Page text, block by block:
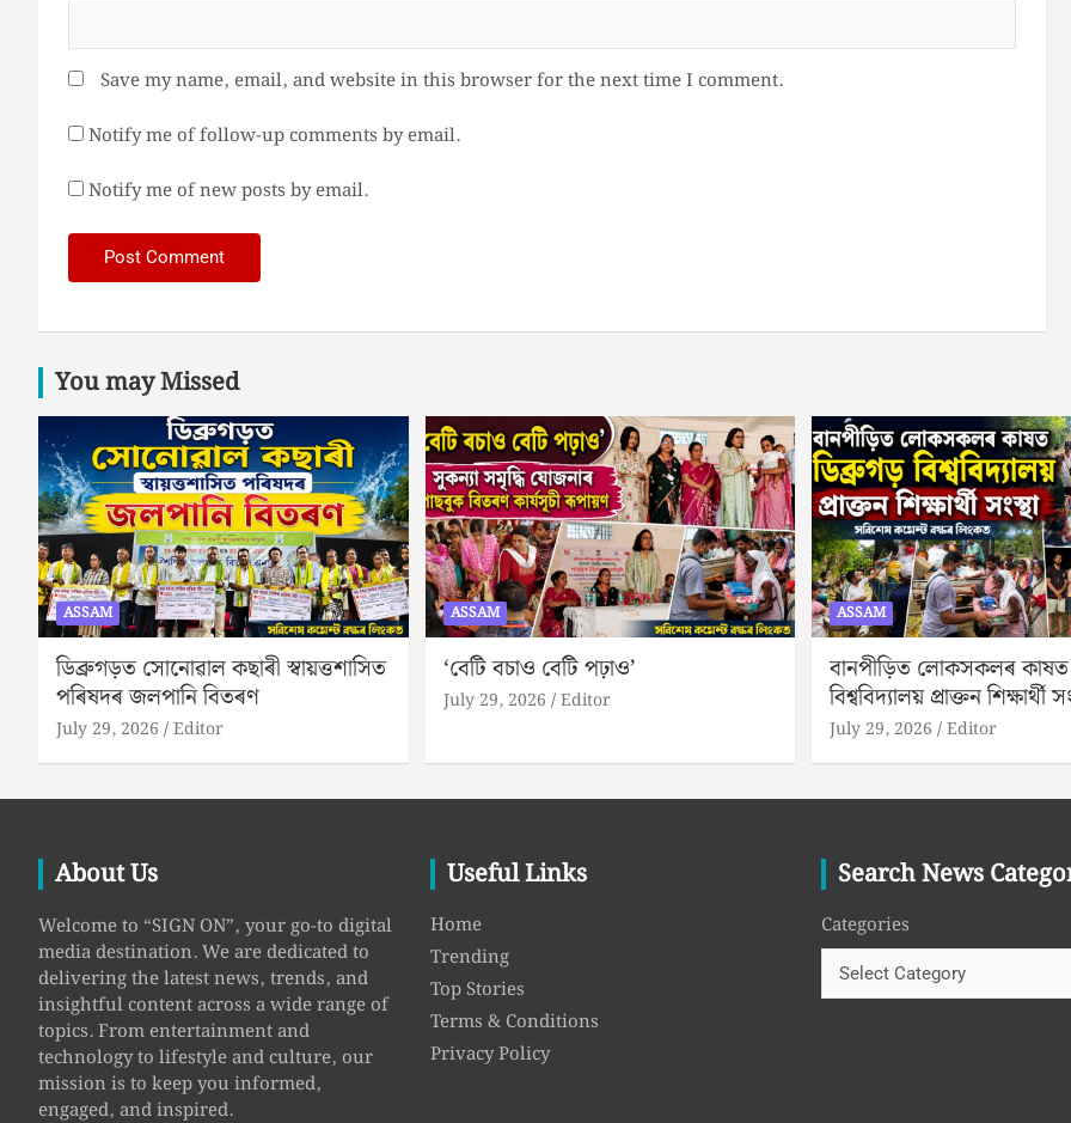
Save my name, email, and website in this browser for the next time I comment.
Notify me of follow-up comments by email.
Notify me of new posts by email.
You may Missed
ASSAM
ডিব্ৰুগড়ত সোনোৱাল কছাৰী স্বায়ত্তশাসিত
পৰিষদৰ জলপানি বিতৰণ
July 29, 2026 Editor
ASSAM
‘বেটি বচাও বেটি পঢ়াও’
July 29, 2026 Editor
ASSAM
বানপীড়িত লোকসকলৰ
বিশ্ববিদ্যালয় প্ৰাক্তন শিক্ষাৰ্থী
July 29, 2026 Editor
About Us
Welcome to “SIGN ON”, your go-to digital
media destination. We are dedicated to
delivering the latest news, trends, and
insightful content across a wide range of
topics. From entertainment and
technology to lifestyle and culture, our
mission is to keep you informed,
engaged, and inspired.
Useful Links
Home
Trending
Top Stories
Terms & Conditions
Privacy Policy
Search News
Categories